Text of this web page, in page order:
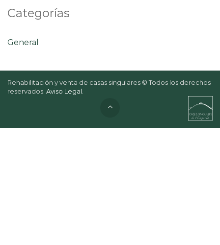
Categorías
General
Rehabilitación y venta de casas singulares © Todos los derechos
reservados. Aviso Legal